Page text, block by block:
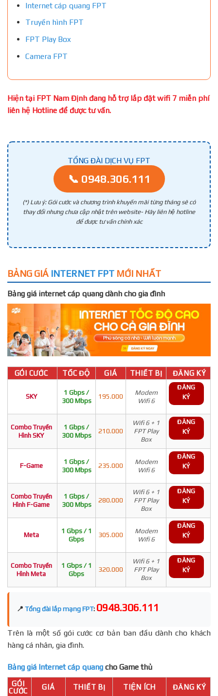
Internet cáp quang FPT
Truyền hình FPT
FPT Play Box
Camera FPT
Hiện tại FPT Nam Định đang hỗ trợ lắp đặt wifi 7 miễn phí
liên hệ Hotline để được tư vấn.
TỔNG ĐÀI DỊCH VỤ FPT
📞 0948.306.111
(*) Lưu ý: Gói cước và chương trình khuyến mãi từng tháng sẽ có
thay đổi nhưng chưa cập nhật trên website- Hãy liên hệ hotline
để được tư vấn chính xác
BẢNG GIÁ INTERNET FPT MỚI NHẤT
Bảng giá internet cáp quang dành cho gia đình
GÓI CƯỚC TỐC ĐỘ GIÁ THIẾT BỊ ĐĂNG KÝ
SKY
1 Gbps /
300 Mbps
195.000
Modem
Wifi 6
ĐĂNG
KÝ
Combo Truyền
Hình SKY
1 Gbps /
300 Mbps
210.000
Wifi 6 + 1
FPT Play
Box
ĐĂNG
KÝ
F-Game
1 Gbps /
300 Mbps
235.000
Modem
Wifi 6
ĐĂNG
KÝ
Combo Truyền
Hình F-Game
1 Gbps /
300 Mbps
280.000
Wifi 6 + 1
FPT Play
Box
ĐĂNG
KÝ
Meta
1 Gbps / 1
Gbps
305.000
Modem
Wifi 6
ĐĂNG
KÝ
Combo Truyền
Hình Meta
1 Gbps / 1
Gbps
320.000
Wifi 6 + 1
FPT Play
Box
ĐĂNG
KÝ
📍 Tổng đài lắp mạng FPT: 0948.306.111
Trên là một số gói cước cơ bản ban đầu dành cho khách
hàng cá nhân, gia đình.
Bảng giá Internet cáp quang cho Game thủ
GÓI
CƯỚC
GIÁ THIẾT BỊ TIỆN ÍCH ĐĂNG KÝ